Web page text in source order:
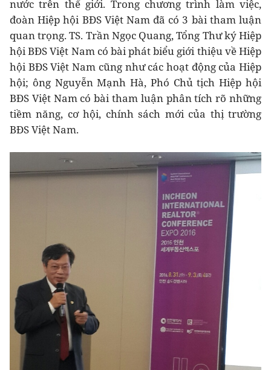
nước trên thế giới. Trong chương trình làm việc,
đoàn Hiệp hội BĐS Việt Nam đã có 3 bài tham luận
quan trọng. TS. Trần Ngọc Quang, Tổng Thư ký Hiệp
hội BĐS Việt Nam có bài phát biểu giới thiệu về Hiệp
hội BĐS Việt Nam cũng như các hoạt động của Hiệp
hội; ông Nguyễn Mạnh Hà, Phó Chủ tịch Hiệp hội
BĐS Việt Nam có bài tham luận phân tích rõ những
tiềm năng, cơ hội, chính sách mới của thị trường
BĐS Việt Nam.